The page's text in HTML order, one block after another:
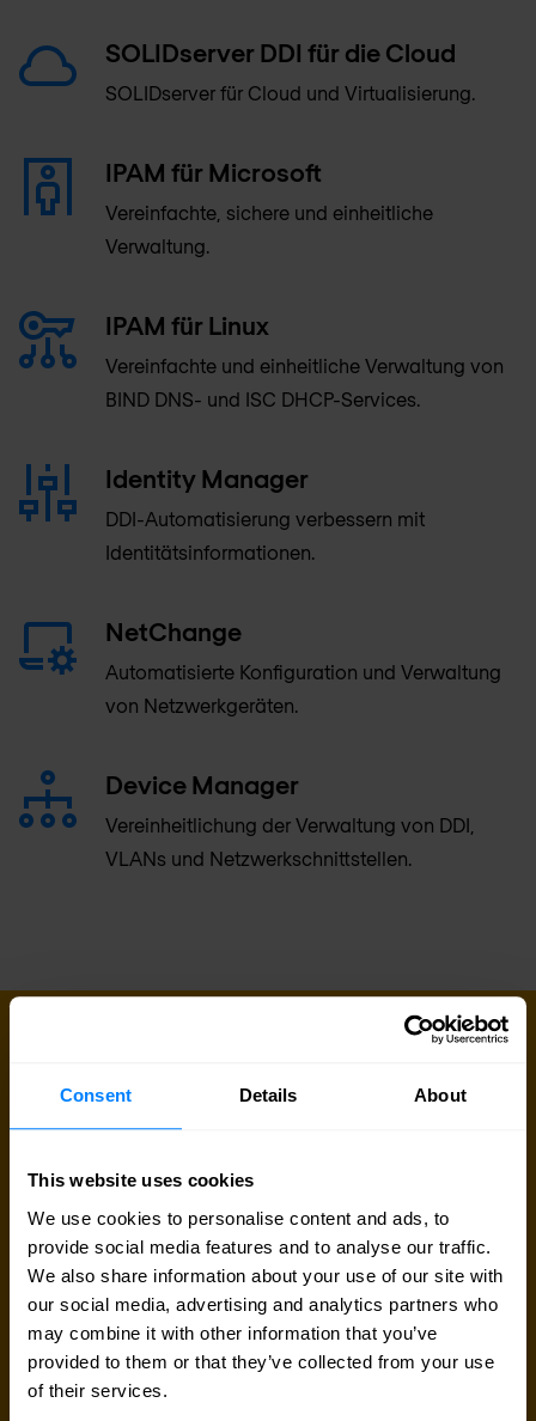
Consent Details About
This website uses cookies
We use cookies to personalise content and ads, to
provide social media features and to analyse our traffic.
We also share information about your use of our site with
our social media, advertising and analytics partners who
may combine it with other information that you’ve
provided to them or that they’ve collected from your use
of their services.
SOLIDserver DDI für die Cloud
SOLIDserver für Cloud und Virtualisierung.
IPAM für Microsoft
Vereinfachte, sichere und einheitliche
Verwaltung.
IPAM für Linux
Vereinfachte und einheitliche Verwaltung von
BIND DNS- und ISC DHCP-Services.
Identity Manager
DDI-Automatisierung verbessern mit
Identitätsinformationen.
NetChange
Automatisierte Konfiguration und Verwaltung
von Netzwerkgeräten.
Device Manager
Vereinheitlichung der Verwaltung von DDI,
VLANs und Netzwerkschnittstellen.
Sind Sie auf der Suche nach Preisdetails,
technischen Informationen, Support oder einem
individuellen Angebot? Unser Expertenteam in
Frankfurt am Mainist bereit, Sie zu unterstützen.
Experten kontaktieren